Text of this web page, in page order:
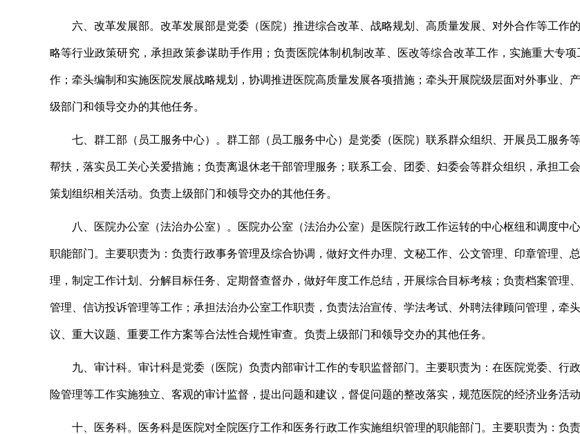
六 改革发展部。 改革发展部是党委（医院）推进综合改革、战略规划、高质量发展、对外合作等工作
略等行业政策研究，承担政策参谋助手作用；负责医院体制机制改革、医改等综合改革工作，实施重大专
作；牵头编制和实施医院发展战略规划，协调推进医院高质量发展各项措施；牵头开展院级层面对外事业、
级部门和领导交办的其他任务。
七 群工部（员工服务中心）。 群工部（员工服务中心）是党委（医院）联系群众组织、开展员工服务
帮扶，落实员工关心关爱措施；负责离退休老干部管理服务；联系工会、团委、妇委会等群众组织，承担工
策划组织相关活动。 负责 上级部门和领导交办的其他任务。
八 医院办公室（法治办公室）。 医院办公室（法治办公室）是医院行政工作运转的中心枢纽和调度中
职能部门。主要职责为：负责行政事务管理及综合协调，做好文件办理、文秘工作、公文管理、印章管理、
理，制定工作计划、分解目标任务、定期督查督办，做好年度工作总结，开展综合目标考核；负责档案管理
管理、信访投诉管理等工作；承担法治办公室工作职责，负责法治宣传、学法考试、外聘法律顾问管理，牵
议、重大议题、重要工作方案等合法性合规性审查。 负责 上级部门和领导交办的其他任务。
九 审计科。 审计科是党委（医院）负责内部审计工作的专职监督部门。主要职责为：在医院党委、行
险管理等工作实施独立、客观的审计监督，提出问题和建议，督促问题的整改落实，规范医院的经济业务活动
十 医务科。 医务科是医院对全院医疗工作和医务行政工作实施组织管理的职能部门。主要职责为：负